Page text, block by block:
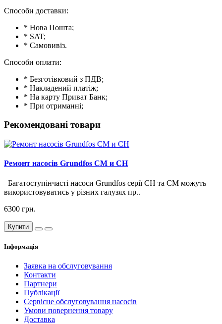
Способи доставки:
* Нова Пошта;
* SAT;
* Самовивіз.
Способи оплати:
* Безготівковий з ПДВ;
* Накладений платіж;
* На карту Приват Банк;
* При отриманні;
Рекомендовані товари
Ремонт насосів Grundfos CM и CH
Багатоступінчасті насоси Grundfos серії CH та CM можуть
використовуватись у різних галузях пр..
6300 грн.
Купити
Інформація
Заявка на обслуговування
Контакти
Партнери
Публікації
Сервісне обслуговування насосів
Умови повернення товару
Доставка